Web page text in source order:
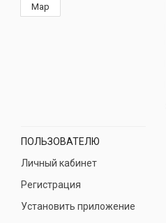
Map
ПОЛЬЗОВАТЕЛЮ
Личный кабинет
Регистрация
Установить приложение